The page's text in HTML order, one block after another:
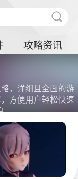
攻略资讯
，详细且全面的游
方便用户轻松快速
。